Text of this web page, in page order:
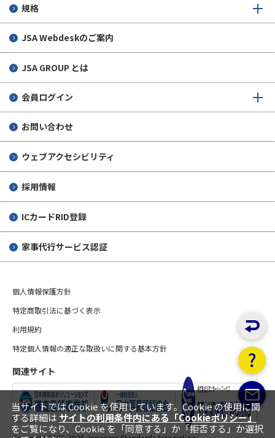
規格
JSA Webdeskのご案内
JSA GROUP とは
会員ログイン
お問い合わせ
ウェブアクセシビリティ
採用情報
ICカードRID登録
家事代行サービス認証
個人情報保護方針
特定商取引法に基づく表示
利用規約
特定個人情報の適正な取扱いに関する基本方針
関連サイト
当サイトでは Cookie を使用しています。Cookie の使用に関
する詳細は サイトの利用条件内にある「Cookieポリシー」
をご覧になり、Cookie を「同意する」か「拒否する」か選択